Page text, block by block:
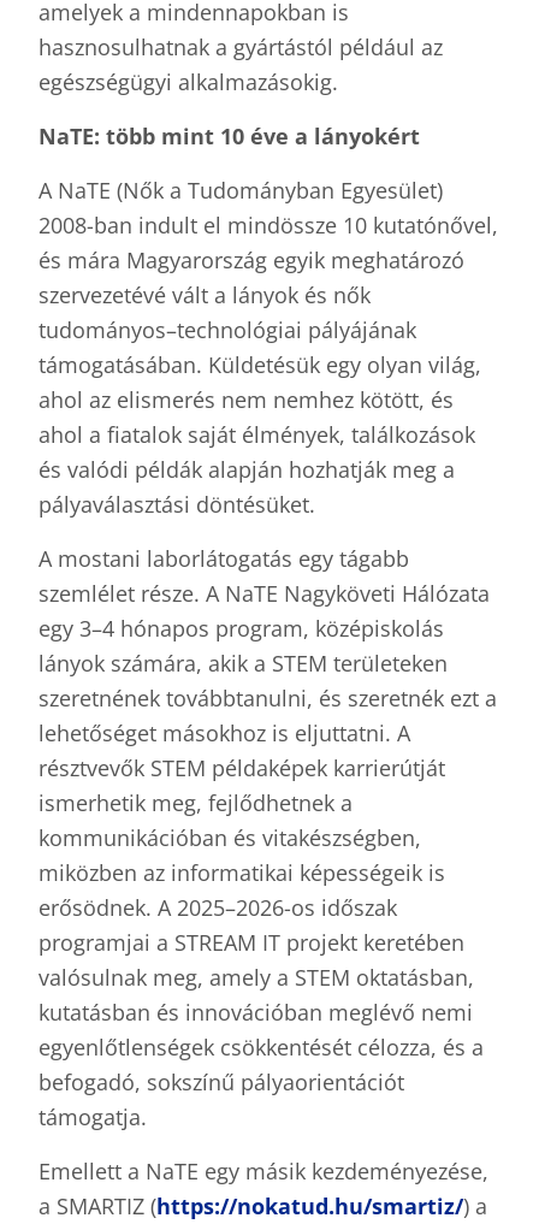
amelyek a mindennapokban is
hasznosulhatnak a gyártástól például az
egészségügyi alkalmazásokig.
NaTE: több mint 10 éve a lányokért
A NaTE (Nők a Tudományban Egyesület)
2008-ban indult el mindössze 10 kutatónővel,
és mára Magyarország egyik meghatározó
szervezetévé vált a lányok és nők
tudományos–technológiai pályájának
támogatásában. Küldetésük egy olyan világ,
ahol az elismerés nem nemhez kötött, és
ahol a fiatalok saját élmények, találkozások
és valódi példák alapján hozhatják meg a
pályaválasztási döntésüket.
A mostani laborlátogatás egy tágabb
szemlélet része. A NaTE Nagyköveti Hálózata
egy 3–4 hónapos program, középiskolás
lányok számára, akik a STEM területeken
szeretnének továbbtanulni, és szeretnék ezt a
lehetőséget másokhoz is eljuttatni. A
résztvevők STEM példaképek karrierútját
ismerhetik meg, fejlődhetnek a
kommunikációban és vitakészségben,
miközben az informatikai képességeik is
erősödnek. A 2025–2026-os időszak
programjai a STREAM IT projekt keretében
valósulnak meg, amely a STEM oktatásban,
kutatásban és innovációban meglévő nemi
egyenlőtlenségek csökkentését célozza, és a
befogadó, sokszínű pályaorientációt
támogatja.
Emellett a NaTE egy másik kezdeményezése,
a SMARTIZ (https://nokatud.hu/smartiz/) a